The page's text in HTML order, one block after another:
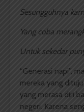
Sesungguhnya
Yang coba
Untuk sekedar
“Generasi napi”,
mereka yang
yang merasa diri
negeri. Karena